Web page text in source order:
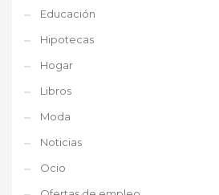
Educación
Hipotecas
Hogar
Libros
Moda
Noticias
Ocio